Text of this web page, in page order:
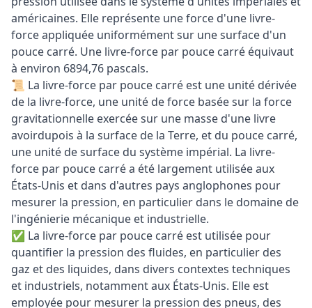
américaines. Elle représente une force d'une livre-
force appliquée uniformément sur une surface d'un
pouce carré. Une livre-force par pouce carré équivaut
à environ 6894,76 pascals.
📜 La livre-force par pouce carré est une unité dérivée
de la livre-force, une unité de force basée sur la force
gravitationnelle exercée sur une masse d'une livre
avoirdupois à la surface de la Terre, et du pouce carré,
une unité de surface du système impérial. La livre-
force par pouce carré a été largement utilisée aux
États-Unis et dans d'autres pays anglophones pour
mesurer la pression, en particulier dans le domaine de
l'ingénierie mécanique et industrielle.
✅ La livre-force par pouce carré est utilisée pour
quantifier la pression des fluides, en particulier des
gaz et des liquides, dans divers contextes techniques
et industriels, notamment aux États-Unis. Elle est
employée pour mesurer la pression des pneus, des